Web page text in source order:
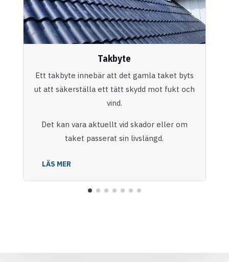
Takbyte
Ett takbyte innebär att det gamla taket byts
ut att säkerställa ett tätt skydd mot fukt och
vind.
Det kan vara aktuellt vid skador eller om
taket passerat sin livslängd.
LÄS MER